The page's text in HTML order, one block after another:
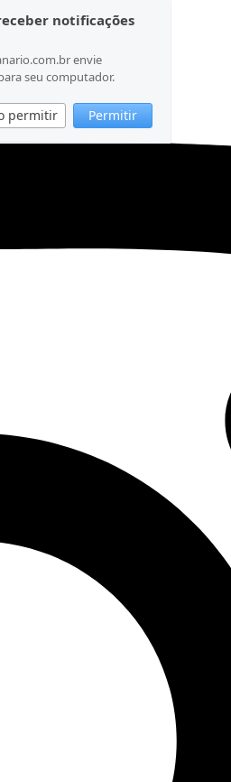
notificações
envie
seu computador.
permitir Permitir